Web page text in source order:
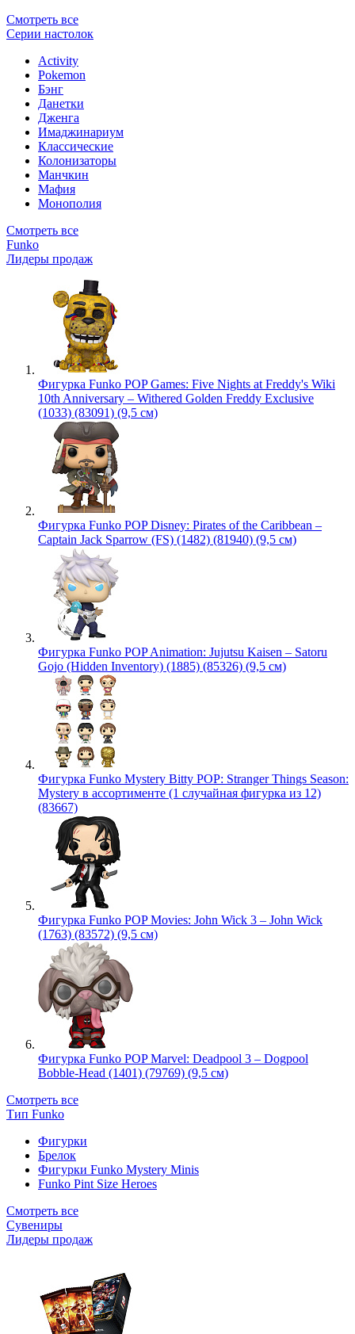
Смотреть все
Серии настолок
Activity
Pokemon
Бэнг
Данетки
Дженга
Имаджинариум
Классические
Колонизаторы
Манчкин
Мафия
Монополия
Смотреть все
Funko
Лидеры продаж
Фигурка Funko POP Games: Five Nights at Freddy's Wiki
10th Anniversary – Withered Golden Freddy Exclusive
(1033) (83091) (9,5 см)
Фигурка Funko POP Disney: Pirates of the Caribbean –
Captain Jack Sparrow (FS) (1482) (81940) (9,5 см)
Фигурка Funko POP Animation: Jujutsu Kaisen – Satoru
Gojo (Hidden Inventory) (1885) (85326) (9,5 см)
Фигурка Funko Mystery Bitty POP: Stranger Things Season:
Mystery в ассортименте (1 случайная фигурка из 12)
(83667)
Фигурка Funko POP Movies: John Wick 3 – John Wick
(1763) (83572) (9,5 см)
Фигурка Funko POP Marvel: Deadpool 3 – Dogpool
Bobble-Head (1401) (79769) (9,5 см)
Смотреть все
Тип Funko
Фигурки
Брелок
Фигурки Funko Mystery Minis
Funko Pint Size Heroes
Смотреть все
Сувениры
Лидеры продаж